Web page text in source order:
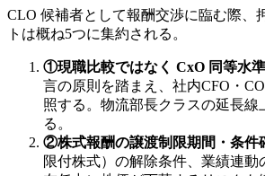
CLO 候補者として報酬交渉に臨む際、
トは概ね5つに集約される。
①現職比較ではなく CxO 同等水
言の原則を踏まえ、社内CFO・
照する。物流部長クラスの延長線
る。
②株式報酬の譲渡制限期間・条件
限付株式）の解除条件、業績連動